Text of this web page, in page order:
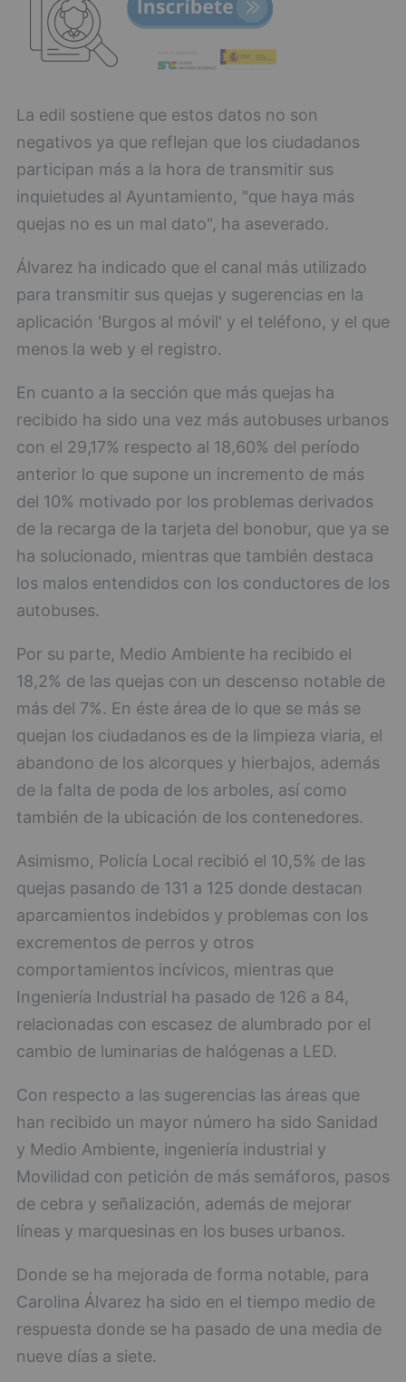
La edil sostiene que estos datos no son
negativos ya que reflejan que los ciudadanos
participan más a la hora de transmitir sus
inquietudes al Ayuntamiento, "que haya más
quejas no es un mal dato", ha aseverado.
Álvarez ha indicado que el canal más utilizado
para transmitir sus quejas y sugerencias en la
aplicación 'Burgos al móvil' y el teléfono, y el que
menos la web y el registro.
En cuanto a la sección que más quejas ha
recibido ha sido una vez más autobuses urbanos
con el 29,17% respecto al 18,60% del período
anterior lo que supone un incremento de más
del 10% motivado por los problemas derivados
de la recarga de la tarjeta del bonobur, que ya se
ha solucionado, mientras que también destaca
los malos entendidos con los conductores de los
autobuses.
Por su parte, Medio Ambiente ha recibido el
18,2% de las quejas con un descenso notable de
más del 7%. En éste área de lo que se más se
quejan los ciudadanos es de la limpieza viaria, el
abandono de los alcorques y hierbajos, además
de la falta de poda de los arboles, así como
también de la ubicación de los contenedores.
Asimismo, Policía Local recibió el 10,5% de las
quejas pasando de 131 a 125 donde destacan
aparcamientos indebidos y problemas con los
excrementos de perros y otros
comportamientos incívicos, mientras que
Ingeniería Industrial ha pasado de 126 a 84,
relacionadas con escasez de alumbrado por el
cambio de luminarias de halógenas a LED.
Con respecto a las sugerencias las áreas que
han recibido un mayor número ha sido Sanidad
y Medio Ambiente, ingeniería industrial y
Movilidad con petición de más semáforos, pasos
de cebra y señalización, además de mejorar
líneas y marquesinas en los buses urbanos.
Donde se ha mejorada de forma notable, para
Carolina Álvarez ha sido en el tiempo medio de
respuesta donde se ha pasado de una media de
nueve días a siete.